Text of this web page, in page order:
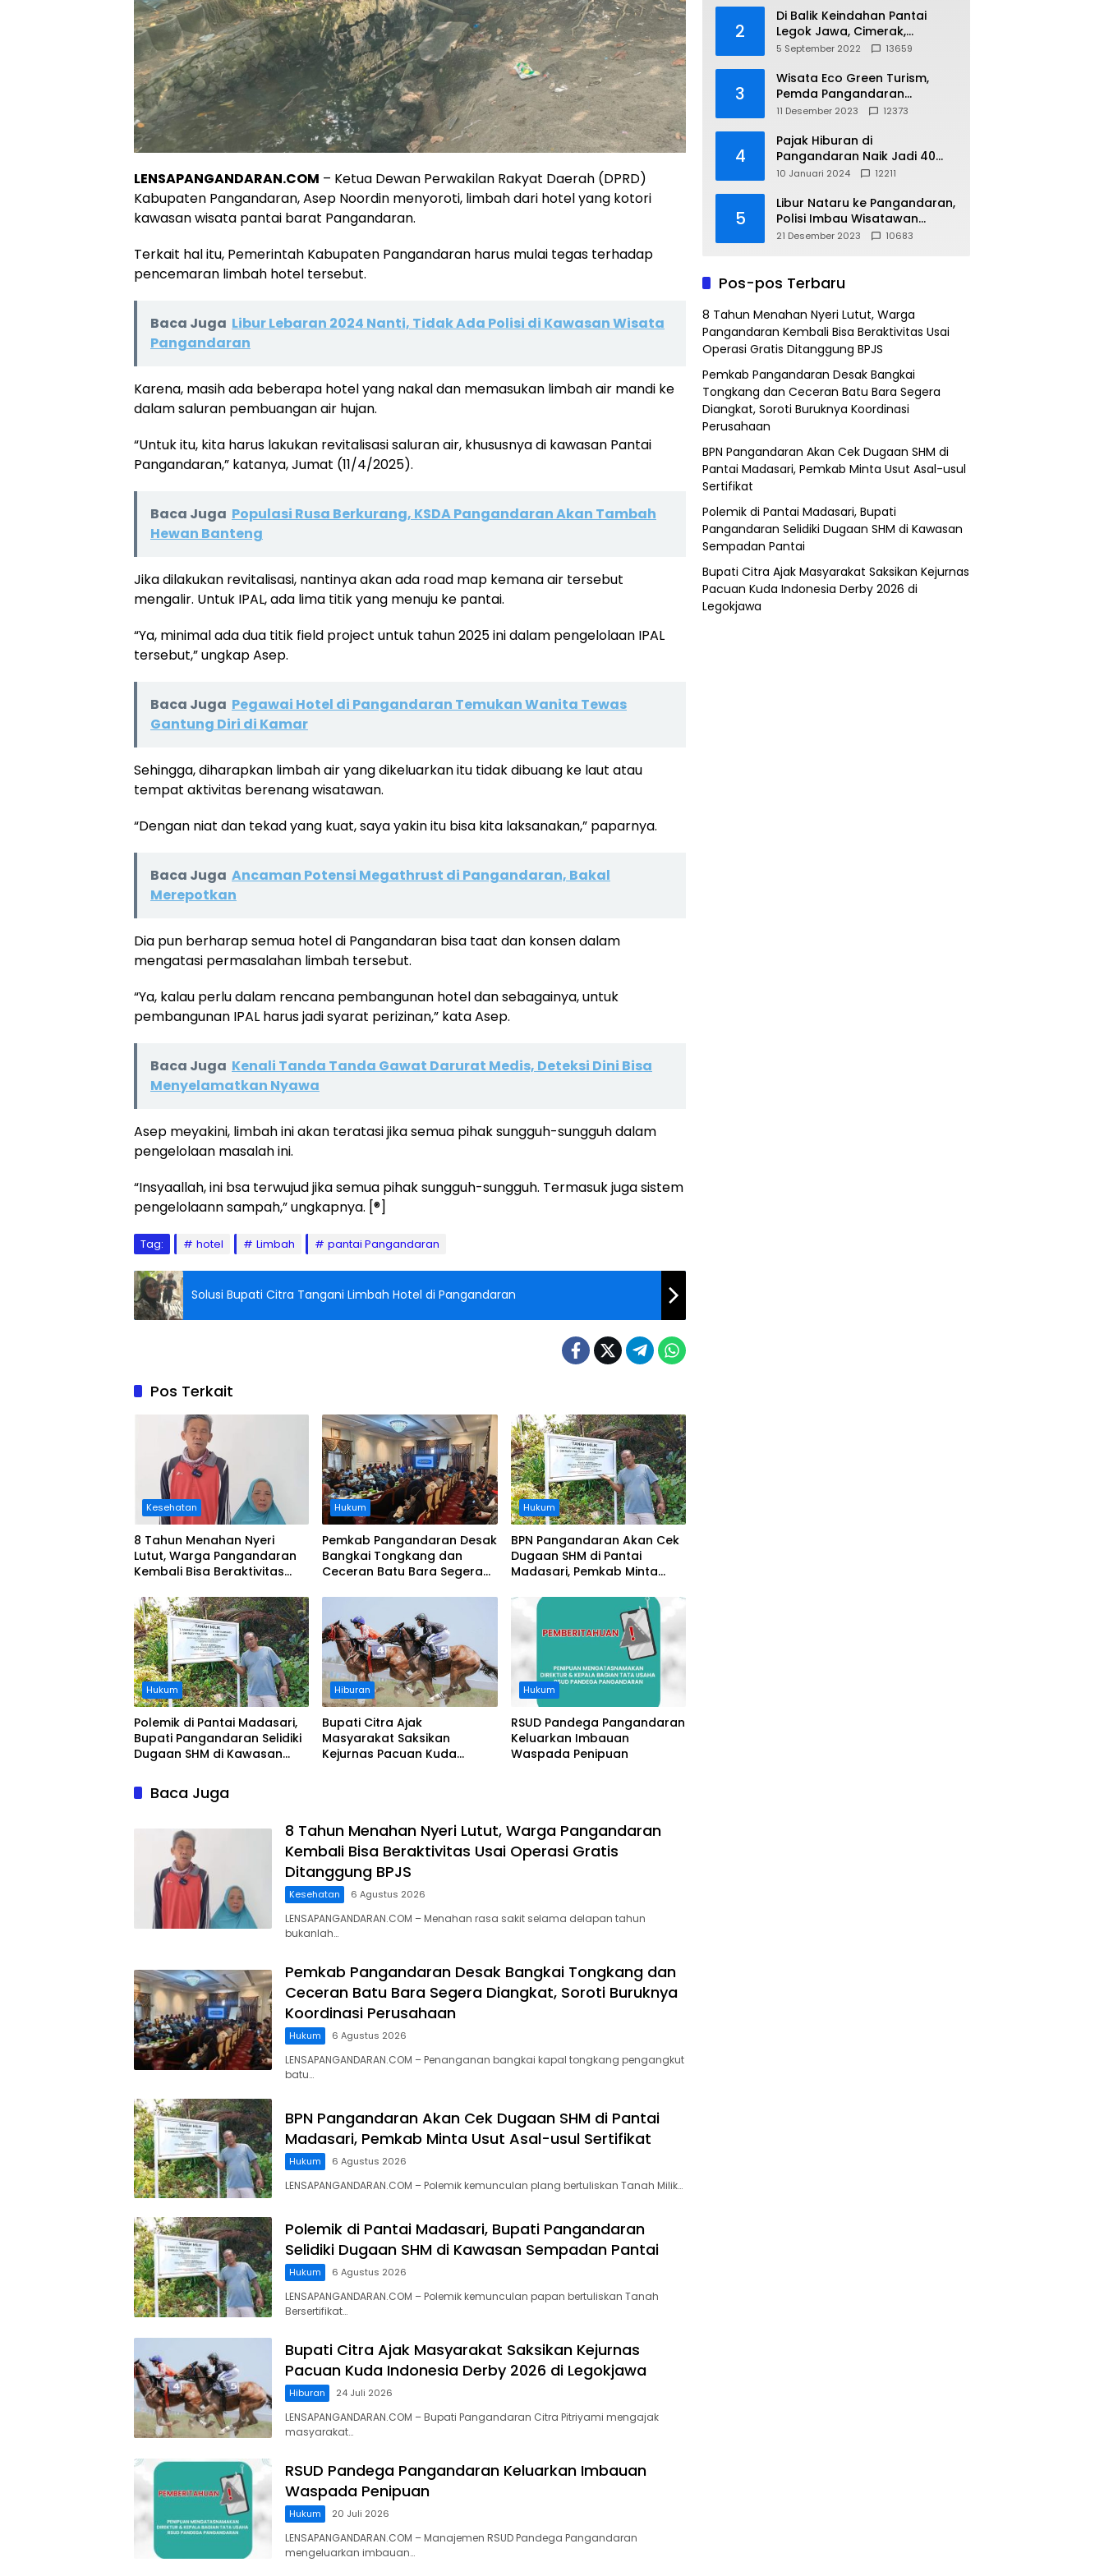
LENSAPANGANDARAN.COM – Ketua Dewan Perwakilan Rakyat Daerah (DPRD)
Kabupaten Pangandaran, Asep Noordin menyoroti, limbah dari hotel yang kotori
kawasan wisata pantai barat Pangandaran.
Terkait hal itu, Pemerintah Kabupaten Pangandaran harus mulai tegas terhadap
pencemaran limbah hotel tersebut.
Baca Juga Libur Lebaran 2024 Nanti, Tidak Ada Polisi di Kawasan Wisata
Pangandaran
Karena, masih ada beberapa hotel yang nakal dan memasukan limbah air mandi ke
dalam saluran pembuangan air hujan.
“Untuk itu, kita harus lakukan revitalisasi saluran air, khususnya di kawasan Pantai
Pangandaran,” katanya, Jumat (11/4/2025).
Baca Juga Populasi Rusa Berkurang, KSDA Pangandaran Akan Tambah
Hewan Banteng
Jika dilakukan revitalisasi, nantinya akan ada road map kemana air tersebut
mengalir. Untuk IPAL, ada lima titik yang menuju ke pantai.
“Ya, minimal ada dua titik field project untuk tahun 2025 ini dalam pengelolaan IPAL
tersebut,” ungkap Asep.
Baca Juga Pegawai Hotel di Pangandaran Temukan Wanita Tewas
Gantung Diri di Kamar
Sehingga, diharapkan limbah air yang dikeluarkan itu tidak dibuang ke laut atau
tempat aktivitas berenang wisatawan.
“Dengan niat dan tekad yang kuat, saya yakin itu bisa kita laksanakan,” paparnya.
Baca Juga Ancaman Potensi Megathrust di Pangandaran, Bakal
Merepotkan
Dia pun berharap semua hotel di Pangandaran bisa taat dan konsen dalam
mengatasi permasalahan limbah tersebut.
“Ya, kalau perlu dalam rencana pembangunan hotel dan sebagainya, untuk
pembangunan IPAL harus jadi syarat perizinan,” kata Asep.
Baca Juga Kenali Tanda Tanda Gawat Darurat Medis, Deteksi Dini Bisa
Menyelamatkan Nyawa
Asep meyakini, limbah ini akan teratasi jika semua pihak sungguh-sungguh dalam
pengelolaan masalah ini.
“Insyaallah, ini bsa terwujud jika semua pihak sungguh-sungguh. Termasuk juga sistem
pengelolaann sampah,” ungkapnya. [®]
Tag: hotel Limbah pantai Pangandaran
Solusi Bupati Citra Tangani Limbah Hotel di Pangandaran
Pos Terkait
Kesehatan
8 Tahun Menahan Nyeri
Lutut, Warga Pangandaran
Kembali Bisa Beraktivitas
Ditanggung BPJS
Hukum
Pemkab Pangandaran Desak
Bangkai Tongkang dan
Ceceran Batu Bara Segera
Koordinasi Perusahaan
Hukum
BPN Pangandaran Akan Cek
Dugaan SHM di Pantai
Madasari, Pemkab Minta
Hukum
Polemik di Pantai Madasari,
Bupati Pangandaran Selidiki
Dugaan SHM di Kawasan
Hiburan
Bupati Citra Ajak
Masyarakat Saksikan
Kejurnas Pacuan Kuda
Hukum
RSUD Pandega Pangandaran
Keluarkan Imbauan
Waspada Penipuan
Baca Juga
8 Tahun Menahan Nyeri Lutut, Warga Pangandaran
Kembali Bisa Beraktivitas Usai Operasi Gratis
Ditanggung BPJS
Kesehatan 6 Agustus 2026
LENSAPANGANDARAN.COM – Menahan rasa sakit selama delapan tahun
bukanlah…
Pemkab Pangandaran Desak Bangkai Tongkang dan
Ceceran Batu Bara Segera Diangkat, Soroti Buruknya
Koordinasi Perusahaan
Hukum 6 Agustus 2026
LENSAPANGANDARAN.COM – Penanganan bangkai kapal tongkang pengangkut
batu…
BPN Pangandaran Akan Cek Dugaan SHM di Pantai
Madasari, Pemkab Minta Usut Asal-usul Sertifikat
Hukum 6 Agustus 2026
LENSAPANGANDARAN.COM – ‎Polemik kemunculan plang bertuliskan Tanah Milik…
Polemik di Pantai Madasari, Bupati Pangandaran
Selidiki Dugaan SHM di Kawasan Sempadan Pantai
Hukum 6 Agustus 2026
LENSAPANGANDARAN.COM – Polemik kemunculan papan bertuliskan Tanah
Bersertifikat…
Bupati Citra Ajak Masyarakat Saksikan Kejurnas
Pacuan Kuda Indonesia Derby 2026 di Legokjawa
Hiburan 24 Juli 2026
LENSAPANGANDARAN.COM – Bupati Pangandaran Citra Pitriyami mengajak
masyarakat…
RSUD Pandega Pangandaran Keluarkan Imbauan
Waspada Penipuan
Hukum 20 Juli 2026
LENSAPANGANDARAN.COM – Manajemen RSUD Pandega Pangandaran
mengeluarkan imbauan…
2
Di Balik Keindahan Pantai
Legok Jawa, Cimerak,
Pangandaran
5 September 2022 13659
3
Wisata Eco Green Turism,
Pemda Pangandaran
Gandeng PLN
11 Desember 2023 12373
4
Pajak Hiburan di
Pangandaran Naik Jadi 40
Persen
10 Januari 2024 12211
5
Libur Nataru ke Pangandaran,
Polisi Imbau Wisatawan
Gunakan Jalur Arteri
21 Desember 2023 10683
Pos-pos Terbaru
8 Tahun Menahan Nyeri Lutut, Warga
Pangandaran Kembali Bisa Beraktivitas Usai
Operasi Gratis Ditanggung BPJS
Pemkab Pangandaran Desak Bangkai
Tongkang dan Ceceran Batu Bara Segera
Diangkat, Soroti Buruknya Koordinasi
Perusahaan
BPN Pangandaran Akan Cek Dugaan SHM di
Pantai Madasari, Pemkab Minta Usut Asal-usul
Sertifikat
Polemik di Pantai Madasari, Bupati
Pangandaran Selidiki Dugaan SHM di Kawasan
Sempadan Pantai
Bupati Citra Ajak Masyarakat Saksikan Kejurnas
Pacuan Kuda Indonesia Derby 2026 di
Legokjawa